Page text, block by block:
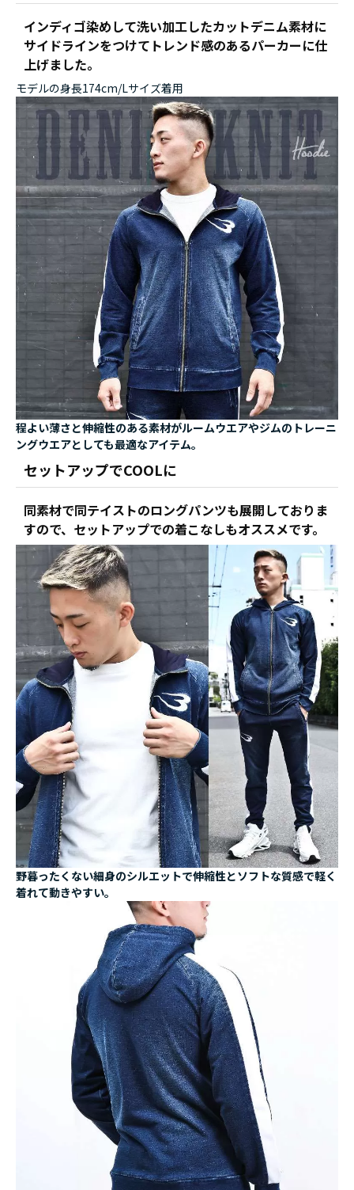
インディゴ染めして洗い加工したカットデニム素材に
サイドラインをつけてトレンド感のあるパーカーに仕
上げました。
モデルの身長174cm/Lサイズ着用
程よい薄さと伸縮性のある素材がルームウエアやジムのトレーニ
ングウエアとしても最適なアイテム。
セットアップでCOOLに
同素材で同テイストのロングパンツも展開しておりま
すので、セットアップでの着こなしもオススメです。
野暮ったくない細身のシルエットで伸縮性とソフトな質感で軽く
着れて動きやすい。